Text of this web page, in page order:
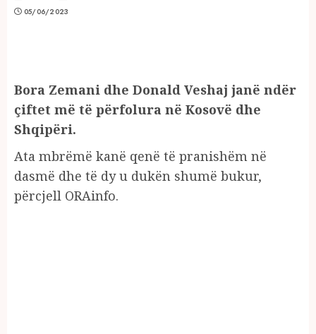
05/06/2023
Bora Zemani dhe Donald Veshaj janë ndër
çiftet më të përfolura në Kosovë dhe
Shqipëri.
Ata mbrëmë kanë qenë të pranishëm në
dasmë dhe të dy u dukën shumë bukur,
përcjell ORAinfo.